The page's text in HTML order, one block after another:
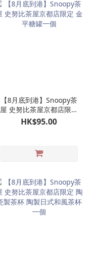
【8月底到港】Snoopy茶
屋 史努比茶屋京都店限定
金平糖罐一個
HK$95.00